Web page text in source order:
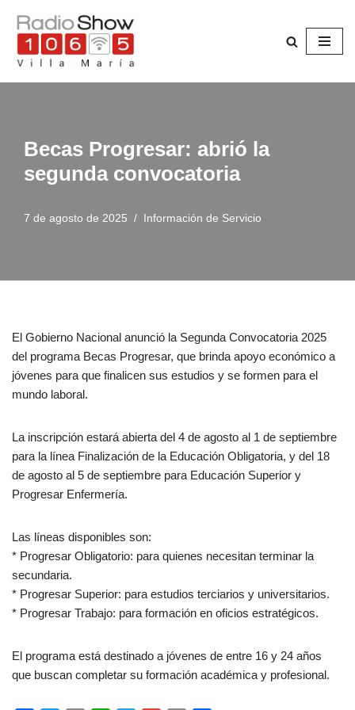
Saltar
al
contenido
Becas Progresar: abrió la
segunda convocatoria
7 de agosto de 2025 Información de Servicio
El Gobierno Nacional anunció la Segunda Convocatoria 2025
del programa Becas Progresar, que brinda apoyo económico a
jóvenes para que finalicen sus estudios y se formen para el
mundo laboral.
La inscripción estará abierta del 4 de agosto al 1 de septiembre
para la línea Finalización de la Educación Obligatoria, y del 18
de agosto al 5 de septiembre para Educación Superior y
Progresar Enfermería.
Las líneas disponibles son:
* Progresar Obligatorio: para quienes necesitan terminar la
secundaria.
* Progresar Superior: para estudios terciarios y universitarios.
* Progresar Trabajo: para formación en oficios estratégicos.
El programa está destinado a jóvenes de entre 16 y 24 años
que buscan completar su formación académica y profesional.